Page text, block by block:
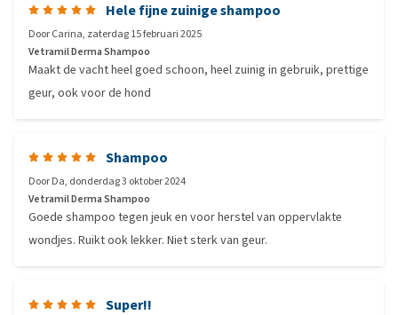
Hele fijne zuinige shampoo
DoorCarina, zaterdag 15 februari 2025
Vetramil Derma Shampoo
Maakt de vacht heel goed schoon, heel zuinig in gebruik, prettige
geur, ook voor de hond
Shampoo
DoorDa, donderdag 3 oktober 2024
Vetramil Derma Shampoo
Goede shampoo tegen jeuk en voor herstel van oppervlakte
wondjes. Ruikt ook lekker. Niet sterk van geur.
Super!!